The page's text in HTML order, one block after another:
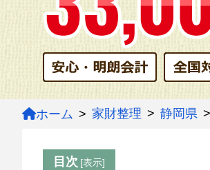
ホーム 家財整理 静岡県
目次